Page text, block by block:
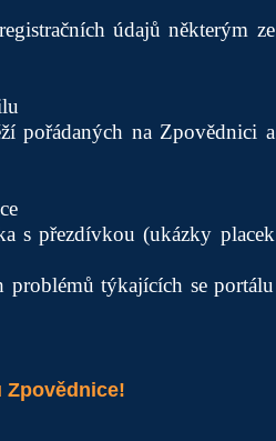
údajů některým ze
pořádaných na Zpovědnici a
s přezdívkou (ukázky placek
problémů týkajících se portálu
Zpovědnice!